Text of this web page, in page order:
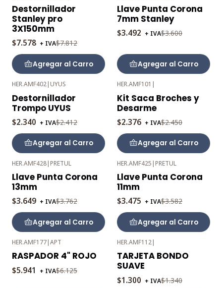
-3%
OFF
Destornillador
Stanley pro
3X150mm
$7.578 + IVA$7.812
Agregar al Carro
-3%
OFF
Llave Punta Corona
7mm Stanley
$3.492 + IVA$3.600
Agregar al Carro
OFF
HER.AMF402| UYUS
Destornillador
Trompo UYUS
$2.340 + IVA$2.412
Agregar al Carro
-3%
OFF
HER.AMF101 |
Kit Saca Broches y
Desarme
$2.376 + IVA$2.450
Agregar al Carro
OFF
HER.AMF428| PRETUL
Llave Punta Corona
13mm
$3.649 + IVA$3.762
Agregar al Carro
OFF
HER.AMF425 | PRETUL
Llave Punta Corona
11mm
$3.475 + IVA$3.582
Agregar al Carro
-3%
OFF
HER.AMF177|APT
RASPADOR 4" ROJO
$5.941 + IVA$6.125
-3%
OFF
HER.AMF112|
TARJETA BONDO
SUAVE
$1.300 + IVA$1.340